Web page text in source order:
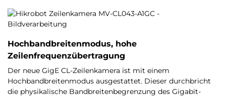
Hochbandbreitenmodus, hohe
Zeilenfrequenzübertragung
Der neue GigE CL-Zeilenkamera ist mit einem
Hochbandbreitenmodus ausgestattet. Dieser durchbricht
die physikalische Bandbreitenbegrenzung des Gigabit-